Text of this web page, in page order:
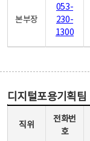
본부장
053-
230-
1300
디지털포용기획팀
직위
전화번
호